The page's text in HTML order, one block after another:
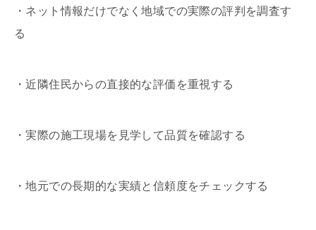
・ネット情報だけでなく地域での実際の評判を調査す
る
・近隣住民からの直接的な評価を重視する
・実際の施工現場を見学して品質を確認する
・地元での長期的な実績と信頼度をチェックする